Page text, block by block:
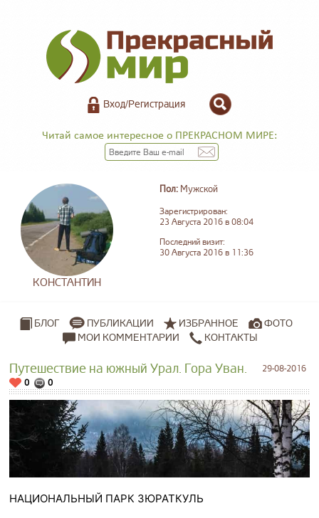
Вход/Регистрация
Читай самое интересное о ПРЕКРАСНОМ МИРЕ:
КОНСТАНТИН
Пол: Мужской
Зарегистрирован:
23 Августа 2016 в 08:04
Последний визит:
30 Августа 2016 в 11:36
БЛОГ ПУБЛИКАЦИИ ИЗБРАННОЕ
ФОТО
МОИ КОММЕНТАРИИ
КОНТАКТЫ
Путешествие на южный Урал. Гора Уван.
29-08-2016
0
0
НАЦИОНАЛЬНЫЙ ПАРК ЗЮРАТКУЛЬ